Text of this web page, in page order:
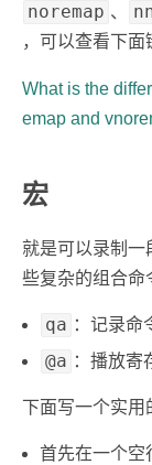
noremap 、
，可以查看下面
What is the
emap and
宏
就是可以录制一
些复杂的组合命
qa ：记录命
@a ：播放寄
下面写一个实用
首先在一个空